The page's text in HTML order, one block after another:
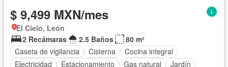
$ 9,499 MXN/mes
El Cielo, León
2 Recámaras
2.5 Baños
80 m²
Caseta de vigilancia
Cisterna
Cocina integral
Electricidad
Estacionamiento Gas natural
Jardín